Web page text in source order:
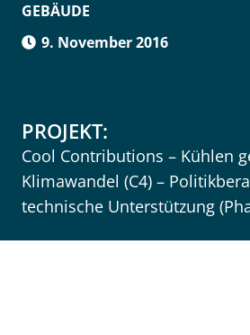
GEBÄUDE
9. November 2016
PROJEKT:
Cool Contributions – Kühlen
Klimawandel (C4) –
technische Unterstützung